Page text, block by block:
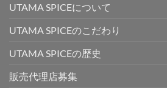
UTAMA SPICEについて
UTAMA SPICEのこだわり
UTAMA SPICEの歴史
販売代理店募集